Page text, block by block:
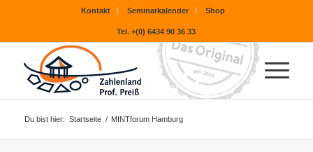
Kontakt Seminarkalender Shop
Tel. +(0) 6434 90 36 33
Du bist hier: Startseite / MINTforum Hamburg